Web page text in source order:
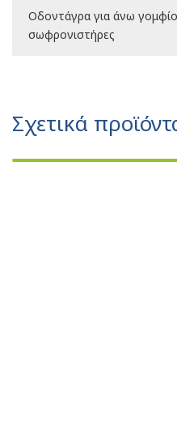
Οδοντάγρα για άνω
σωφρονιστήρες
Σχετικά